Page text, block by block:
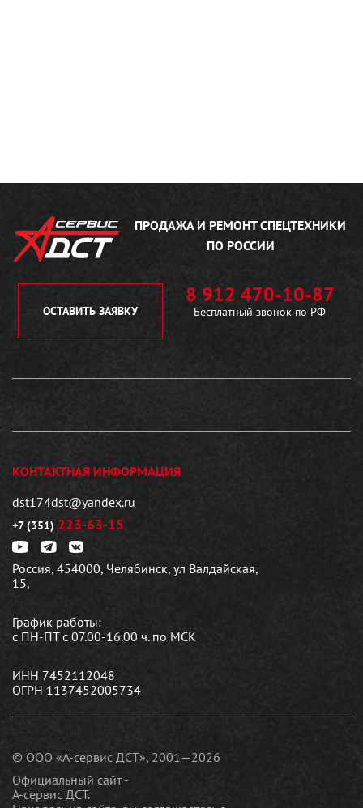
ПРОДАЖА И РЕМОНТСПЕЦТЕХНИКИ
ПО РОССИИ
ОСТАВИТЬ ЗАЯВКУ
8 912 470-10-87
Бесплатный звонок по РФ
КОНТАКТНАЯ ИНФОРМАЦИЯ
dst174dst@yandex.ru
+7 (351) 223-63-15
Россия, 454000, Челябинск, ул Валдайская,
15,
График работы:
с ПН-ПТ с 07.00-16.00 ч. по МСК
ИНН 7452112048
ОГРН 1137452005734
© ООО «А-сервис ДСТ», 2001—2026
Официальный сайт -
А-сервис ДСТ.